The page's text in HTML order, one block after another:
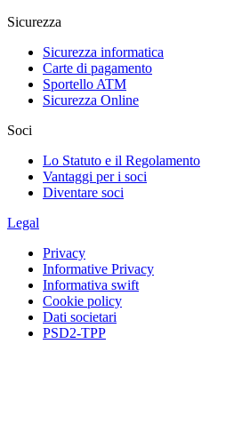
Sicurezza
Sicurezza informatica
Carte di pagamento
Sportello ATM
Sicurezza Online
Soci
Lo Statuto e il Regolamento
Vantaggi per i soci
Diventare soci
Legal
Privacy
Informative Privacy
Informativa swift
Cookie policy
Dati societari
PSD2-TPP